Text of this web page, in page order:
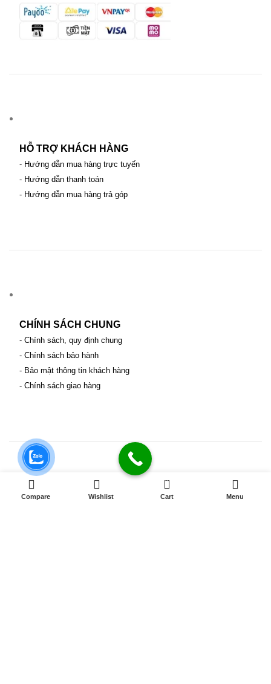
HỖ TRỢ KHÁCH HÀNG
- Hướng dẫn mua hàng trực tuyến
- Hướng dẫn thanh toán
- Hướng dẫn mua hàng trả góp
CHÍNH SÁCH CHUNG
- Chính sách, quy định chung
- Chính sách bảo hành
- Bảo mật thông tin khách hàng
- Chính sách giao hàng
Kết Nối Với DNC
Compare Wishlist
0
Cart Menu